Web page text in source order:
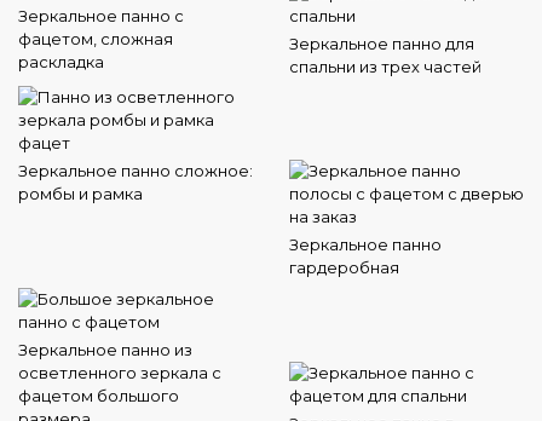
Зеркальное панно с
фацетом, сложная
раскладка
Зеркальное панно для
спальни из трех частей
Зеркальное панно сложное:
ромбы и рамка
Зеркальное панно
гардеробная
Зеркальное панно из
осветленного зеркала с
фацетом большого